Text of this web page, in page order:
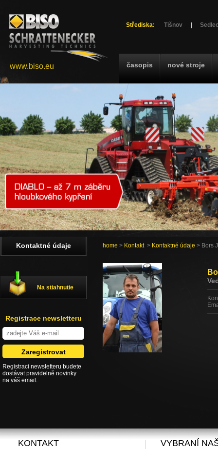
Střediska: Tišnov
časopis nové stroje
www.biso.eu
home > Kontakt> Kontaktné údaje > Bors
Kontaktné údaje
Na stiahnutie
Registrace newsletteru
Registraci newsletteru budete
dostávat pravidelně novinky
na váš email.
KONTAKT VYBRANÍ